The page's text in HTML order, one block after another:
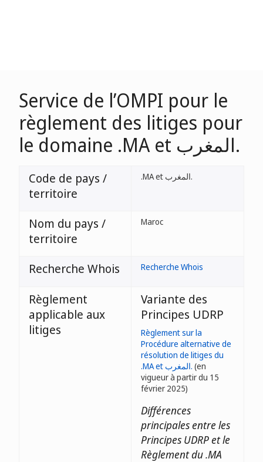
Service de l’OMPI pour le
règlement des litiges pour
le domaine .MA et المغرب.
Code de pays /
territoire
.MA et المغرب.
Nom du pays /
territoire
Maroc
Recherche Whois Recherche Whois
Règlement
applicable aux
litiges
Variante des
Principes UDRP
Règlement sur la
Procédure alternative de
résolution de litiges du
.MA et المغرب. (en
vigueur à partir du 15
février 2025)
Différences
principales entre les
Principes UDRP et le
Règlement du .MA